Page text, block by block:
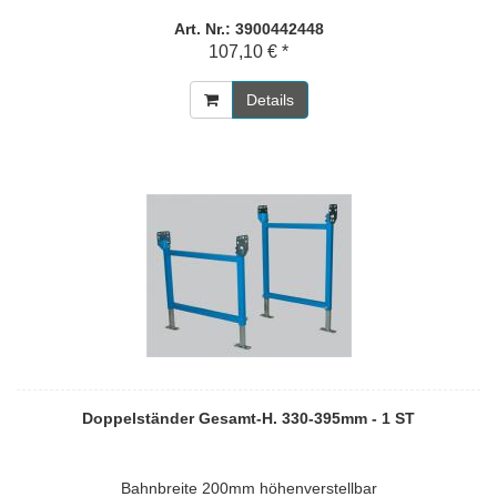
Art. Nr.: 3900442448
107,10 € *
Details
Doppelständer Gesamt-H. 330-395mm - 1 ST
Bahnbreite 200mm höhenverstellbar